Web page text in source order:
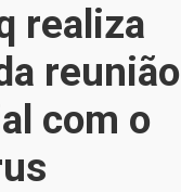
realiza
reunião
com o